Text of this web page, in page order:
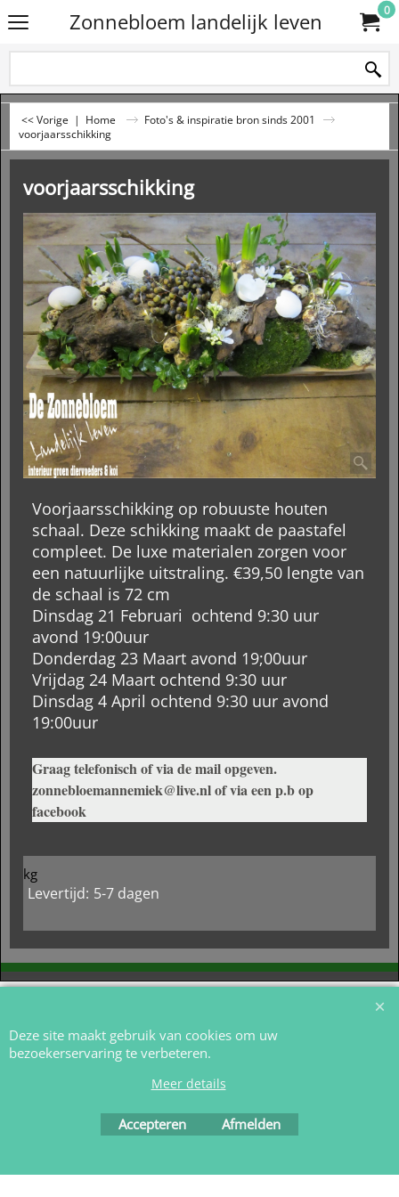
Zonnebloem landelijk leven 0
<< Vorige | Home
Foto's & inspiratie bron sinds 2001
voorjaarsschikking
voorjaarsschikking
Voorjaarsschikking op robuuste houten
schaal. Deze schikking maakt de paastafel
compleet. De luxe materialen zorgen voor
een natuurlijke uitstraling. €39,50 lengte van
de schaal is 72 cm
Dinsdag 21 Februari ochtend 9:30 uur
avond 19:00uur
Donderdag 23 Maart avond 19;00uur
Vrijdag 24 Maart ochtend 9:30 uur
Dinsdag 4 April ochtend 9:30 uur avond
19:00uur
Graag telefonisch of via de mail opgeven.
zonnebloemannemiek@live.nl of via een p.b op
facebook
kg
Levertijd: 5-7 dagen
Deze site maakt gebruik van cookies om uw
bezoekerservaring te verbeteren.
Meer details
Accepteren Afmelden